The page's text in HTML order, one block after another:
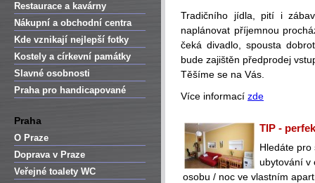
Restaurace a kavárny
Nákupní a obchodní centra
Kde vznikají nejlepší fotky
Kostely a církevní památky
Slavné osobnosti
Praha pro handicapované
Praha
O Praze
Doprava v Praze
Veřejné toalety WC
Tradičního jídla, pití i
naplánovat příjemnou
čeká divadlo, spousta
bude zajištěn předprodej
Těšíme se na Vás.
Více informací zde
TIP -
Hledáte pro
ubytování v
osobu / noc ve vlastním